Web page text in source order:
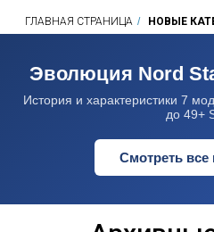
ГЛАВНАЯ СТРАНИЦА / НОВЫЕ
Эволюция Nord
История и характеристики 7
до 49+
Смотреть